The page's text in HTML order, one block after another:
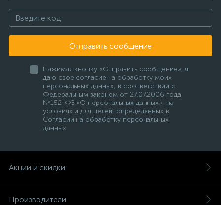
Отправить сообщение
Нажимая кнопку «Отправить сообщение», я
даю свое согласие на обработку моих
персональных данных, в соответствии с
Федеральным законом от 27.07.2006 года
№152-ФЗ «О персональных данных», на
условиях и для целей, определенных в
Согласии на обработку персональных
данных
Акции и скидки
Производители